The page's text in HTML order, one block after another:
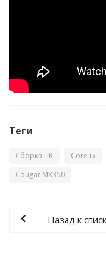
Теги
Сборка ПК Core i5
Cougar MX350
Назад к